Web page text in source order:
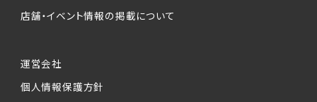
店舗・イベント情報の掲載について
運営会社
個人情報保護方針